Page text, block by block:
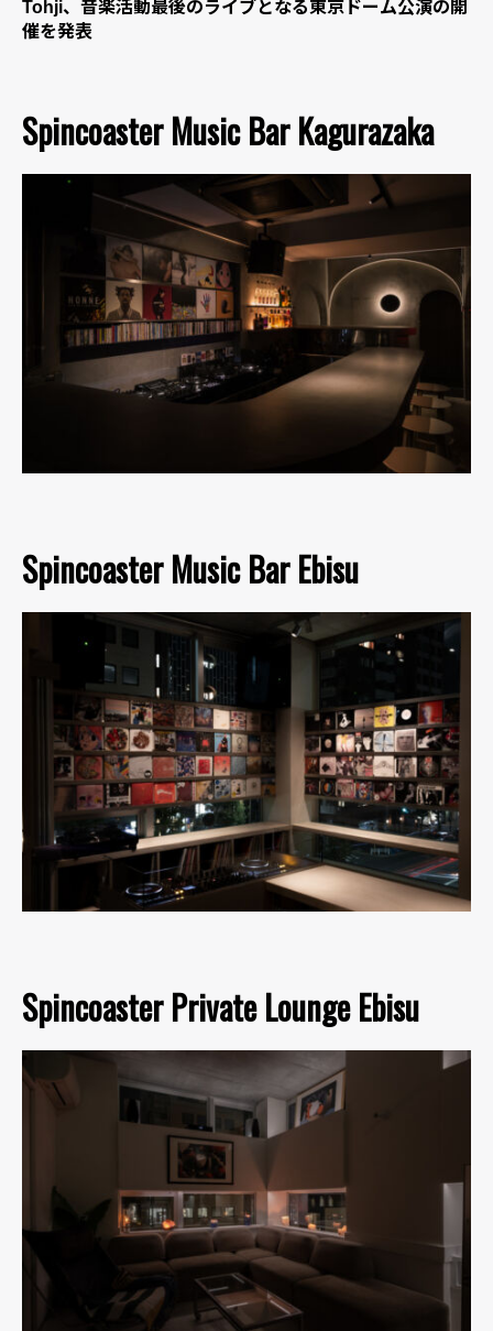
Tohji、音楽活動最後のライブとなる東京ドーム公演の開
催を発表
Spincoaster Music Bar Kagurazaka
Spincoaster Music Bar Ebisu
Spincoaster Private Lounge Ebisu